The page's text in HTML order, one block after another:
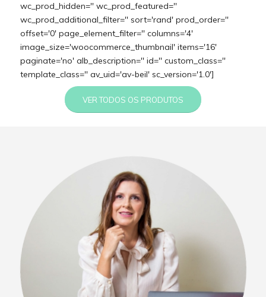
wc_prod_hidden='' wc_prod_featured=''
wc_prod_additional_filter='' sort='rand' prod_order=''
offset='0' page_element_filter='' columns='4'
image_size='woocommerce_thumbnail' items='16'
paginate='no' alb_description='' id='' custom_class=''
template_class='' av_uid='av-beil' sc_version='1.0']
VER TODOS OS PRODUTOS